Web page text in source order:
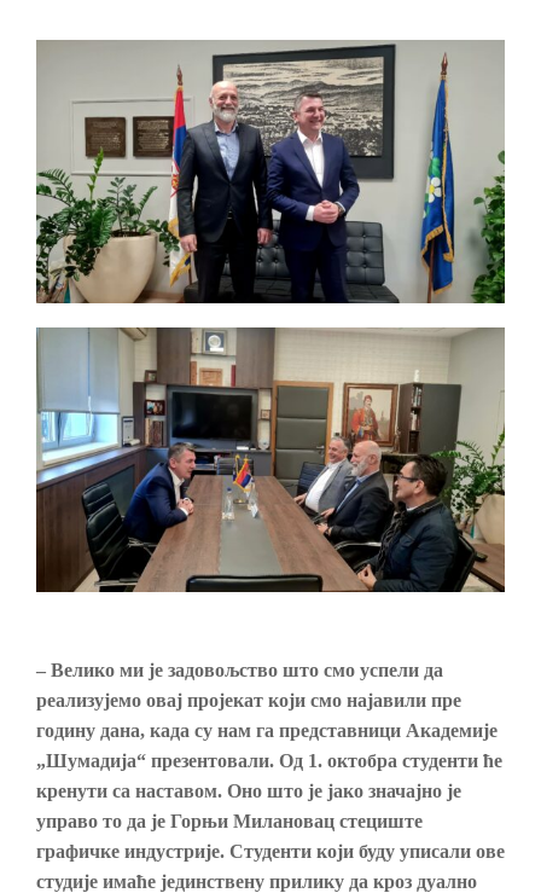
– Велико ми је задовољство што смо успели да
реализујемо овај пројекат који смо најавили пре
годину дана, када су нам га представници Академије
„Шумадија“ презентовали. Од 1. октобра студенти ће
кренути са наставом. Оно што је јако значајно је
управо то да је Горњи Милановац стециште
графичке индустрије. Студенти који буду уписали ове
студије имаће јединствену прилику да кроз дуално